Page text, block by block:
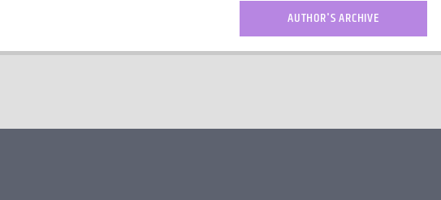
AUTHOR'S ARCHIVE